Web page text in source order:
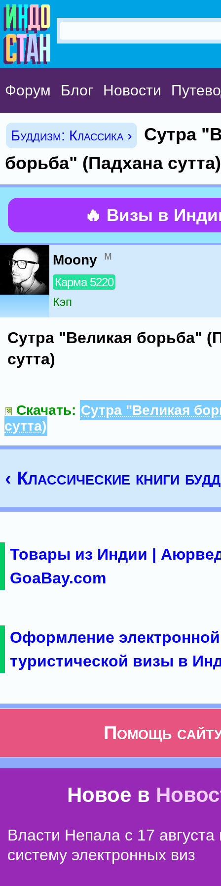
Форум Блог Новости
Буддизм: Классика ›
Сутра
борьба" (Падхана сутта)
🔥 Визы в
Moony м
Карма 5220
Кэп
Сутра "Великая борьба"
сутта)
Скачать: Сутра "Великая
сутта)
‹ Классические книги
Товары из Индии |
GoaBay.com
Оформление электронной
туристической визы в
Помощь
Новое в
Власти Непала с 17 августа
систему электронных виз